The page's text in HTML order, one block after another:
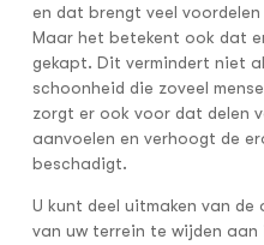
en dat brengt veel
Maar het betekent ook dat
gekapt. Dit vermindert niet
schoonheid die zoveel
zorgt er ook voor dat delen
aanvoelen en verhoogt de
beschadigt.
U kunt deel uitmaken van de
van uw terrein te wijden aan